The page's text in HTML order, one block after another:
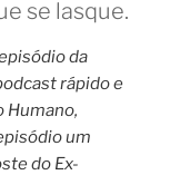
se lasque.
da
rápido e
Humano,
um
do Ex-